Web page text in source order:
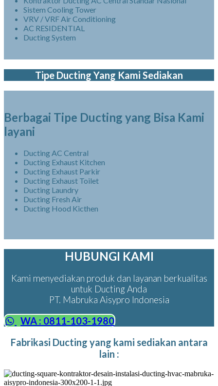
Sistem Cooling Tower
VRV / VRF Air Conditioning
AC RESIDENTIAL
Ducting System
Tipe Ducting Yang Kami Sediakan
Berbagai Tipe Ducting yang Bisa Kami
layani
Ducting AC Central
Ducting Exhaust Kitchen
Ducting Exhaust Parkir
Ducting Exhaust Toilet
Ducting Laundry
Ducting Fresh Air
Ducting Hood Kicthen
HUBUNGI KAMI
Kami menyediakan produk dan layanan berkualitas
untuk Ducting Anda
PT. Mabruka Aisypro Indonesia
WA : 0811-103-1980
Fabrikasi Ducting yang kami sediakan antara
lain :